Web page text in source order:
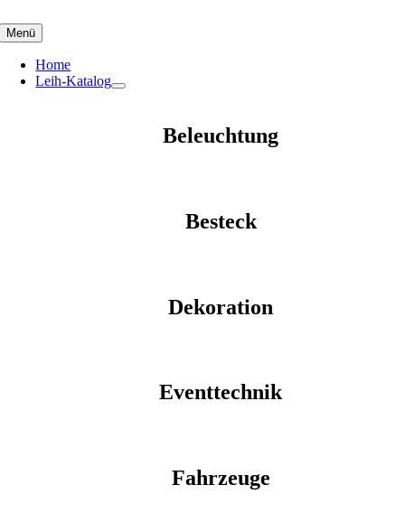
to
content
Menü
Home
Leih-Katalog
Beleuchtung
Besteck
Dekoration
Eventtechnik
Fahrzeuge